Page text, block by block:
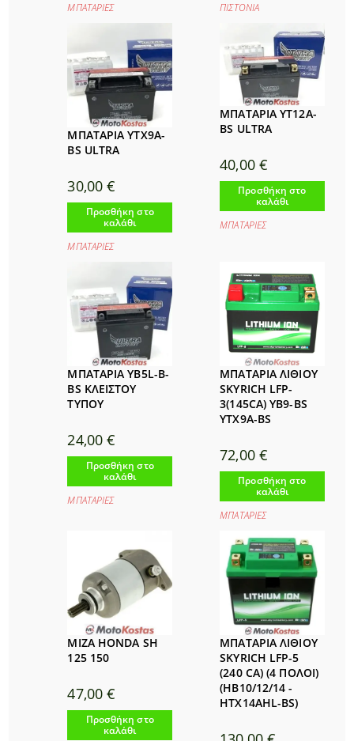
ΜΠΑΤΑΡΙΕΣ
ΠΙΣΤΟΝΙΑ
ΜΠΑΤΑΡΙΑ YTX9A-
BS ULTRA
30,00€
Προσθήκη στο
καλάθι
ΜΠΑΤΑΡΙΕΣ
ΜΠΑΤΑΡΙΑ YT12Α-
BS ULTRA
40,00 €
Προσθήκη στο
καλάθι
ΜΠΑΤΑΡΙΕΣ
ΜΠΑΤΑΡΙΑ YB5L-B-
BS ΚΛΕΙΣΤΟΥ
ΤΥΠΟΥ
24,00€
Προσθήκη στο
καλάθι
ΜΠΑΤΑΡΙΕΣ
ΜΠΑΤΑΡΙΑ ΛΙΘΙΟΥ
SKYRICH LFP-
3(145CA) YB9-BS
YTX9A-BS
72,00 €
Προσθήκη στο
καλάθι
ΜΠΑΤΑΡΙΕΣ
ΜΙΖΑ HONDA SH
125 150
47,00€
Προσθήκη στο
καλάθι
ΜΠΑΤΑΡΙΑ ΛΙΘΙΟΥ
SKYRICH LFP-5
(240 CA) (4 ΠΟΛΟΙ)
(HB10/12/14 -
HTX14AHL-BS)